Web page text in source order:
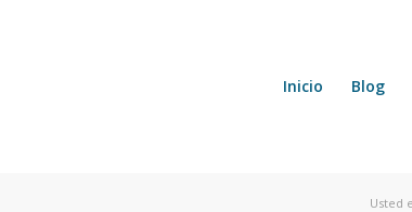
Inicio Blog
Usted